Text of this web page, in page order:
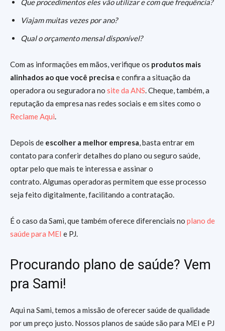
Que procedimentos eles vão utilizar e com que frequência?
Viajam muitas vezes por ano?
Qual o orçamento mensal disponível?
Com as informações em mãos, verifique os produtos mais
alinhados ao que você precisa e confira a situação da
operadora ou seguradora no site da ANS. Cheque, também, a
reputação da empresa nas redes sociais e em sites como o
Reclame Aqui.
Depois de escolher a melhor empresa, basta entrar em
contato para conferir detalhes do plano ou seguro saúde,
optar pelo que mais te interessa e assinar o
contrato. Algumas operadoras permitem que esse processo
seja feito digitalmente, facilitando a contratação.
É o caso da Sami, que também oferece diferenciais no plano de
saúde para MEI e PJ.
Procurando plano de saúde? Vem
pra Sami!
Aqui na Sami, temos a missão de oferecer saúde de qualidade
por um preço justo. Nossos planos de saúde são para MEI e PJ